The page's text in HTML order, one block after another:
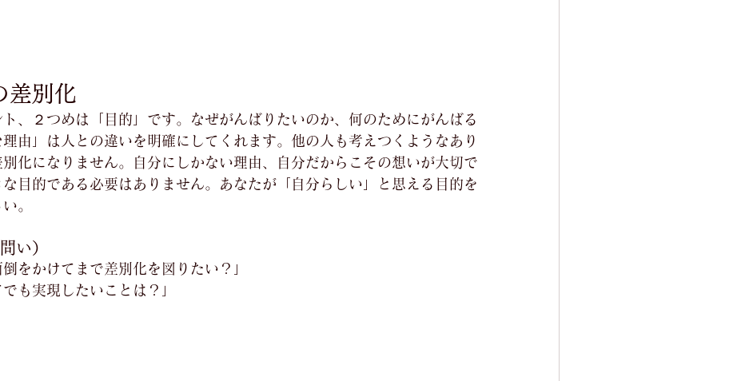
別化
、２つめは「目的」です。なぜがんばりたいのか、何のためにがんばる
由」は人との違いを明確にしてくれます。他の人も考えつくようなあり
別化になりません。自分にしかない理由、自分だからこその想いが大切で
目的である必要はありません。あなたが「自分らしい」と思える目的を
。
い）
倒をかけてまで差別化を図りたい？」
も実現したいことは？」